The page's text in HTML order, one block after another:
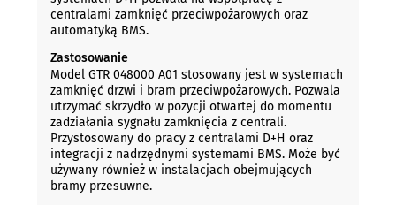
centralami zamknięć przeciwpożarowych oraz
automatyką BMS.
Zastosowanie
Model GTR 048000 A01 stosowany jest w systemach
zamknięć drzwi i bram przeciwpożarowych. Pozwala
utrzymać skrzydło w pozycji otwartej do momentu
zadziałania sygnału zamknięcia z centrali.
Przystosowany do pracy z centralami D+H oraz
integracji z nadrzędnymi systemami BMS. Może być
używany również w instalacjach obejmujących
bramy przesuwne.